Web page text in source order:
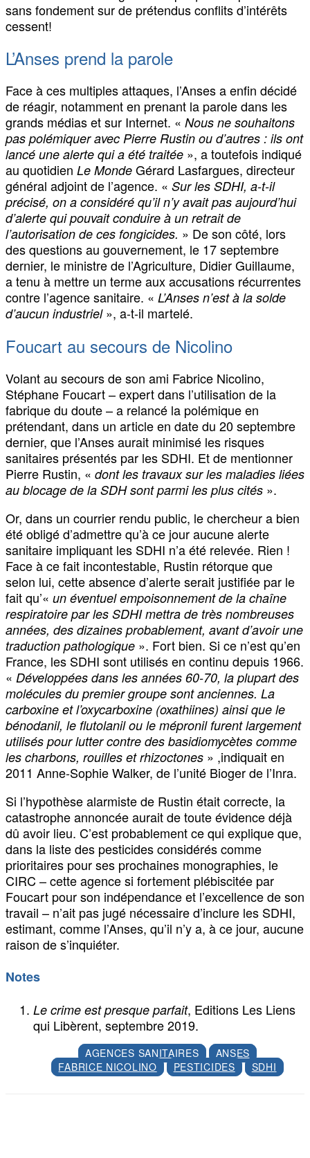
sans fondement sur de prétendus conflits d’intérêts
cessent!
L’Anses prend la parole
Face à ces multiples attaques, l’Anses a enfin décidé
de réagir, notamment en prenant la parole dans les
grands médias et sur Internet. « Nous ne souhaitons
pas polémiquer avec Pierre Rustin ou d’autres : ils ont
lancé une alerte qui a été traitée », a toutefois indiqué
au quotidien Le Monde Gérard Lasfargues, directeur
général adjoint de l’agence. « Sur les SDHI, a-t-il
précisé, on a considéré qu’il n’y avait pas aujourd’hui
d’alerte qui pouvait conduire à un retrait de
l’autorisation de ces fongicides. » De son côté, lors
des questions au gouvernement, le 17 septembre
dernier, le ministre de l’Agriculture, Didier Guillaume,
a tenu à mettre un terme aux accusations récurrentes
contre l’agence sanitaire. « L’Anses n’est à la solde
d’aucun industriel», a-t-il martelé.
Foucart au secours de Nicolino
Volant au secours de son ami Fabrice Nicolino,
Stéphane Foucart – expert dans l’utilisation de la
fabrique du doute – a relancé la polémique en
prétendant, dans un article en date du 20 septembre
dernier, que l’Anses aurait minimisé les risques
sanitaires présentés par les SDHI. Et de mentionner
Pierre Rustin, « dont les travaux sur les maladies liées
au blocage de la SDH sont parmi les plus cités ».
Or, dans un courrier rendu public, le chercheur a bien
été obligé d’admettre qu’à ce jour aucune alerte
sanitaire impliquant les SDHI n’a été relevée. Rien !
Face à ce fait incontestable, Rustin rétorque que
selon lui, cette absence d’alerte serait justifiée par le
fait qu’« un éventuel empoisonnement de la chaîne
respiratoire par les SDHI mettra de très nombreuses
années, des dizaines probablement, avant d’avoir une
traduction pathologique ». Fort bien. Si ce n’est qu’en
France, les SDHI sont utilisés en continu depuis 1966.
« Développées dans les années 60-70, la plupart des
molécules du premier groupe sont anciennes. La
carboxine et l’oxycarboxine (oxathiines) ainsi que le
bénodanil, le flutolanil ou le mépronil furent largement
utilisés pour lutter contre des basidiomycètes comme
les charbons, rouilles et rhizoctones » ,indiquait en
2011 Anne-Sophie Walker, de l’unité Bioger de l’Inra.
Si l’hypothèse alarmiste de Rustin était correcte, la
catastrophe annoncée aurait de toute évidence déjà
dû avoir lieu. C’est probablement ce qui explique que,
dans la liste des pesticides considérés comme
prioritaires pour ses prochaines monographies, le
CIRC – cette agence si fortement plébiscitée par
Foucart pour son indépendance et l’excellence de son
travail – n’ait pas jugé nécessaire d’inclure les SDHI,
estimant, comme l’Anses, qu’il n’y a, à ce jour, aucune
raison de s’inquiéter.
Notes
Le crime est presque parfait, Editions Les Liens
qui Libèrent, septembre 2019.
AGENCES SANITAIRES
ANSES
FABRICE NICOLINO
PESTICIDES SDHI